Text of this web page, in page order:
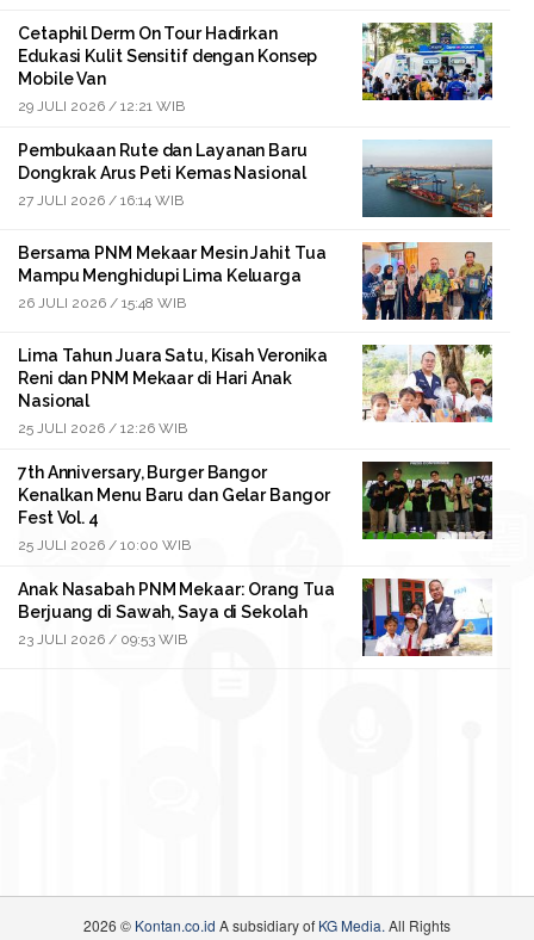
Cetaphil Derm On Tour Hadirkan
Edukasi Kulit Sensitif dengan Konsep
Mobile Van
29 JULI 2026 / 12:21 WIB
Pembukaan Rute dan Layanan Baru
Dongkrak Arus Peti Kemas Nasional
27 JULI 2026 / 16:14 WIB
Bersama PNM Mekaar Mesin Jahit Tua
Mampu Menghidupi Lima Keluarga
26 JULI 2026 / 15:48 WIB
Lima Tahun Juara Satu, Kisah Veronika
Reni dan PNM Mekaar di Hari Anak
Nasional
25 JULI 2026 / 12:26 WIB
7th Anniversary, Burger Bangor
Kenalkan Menu Baru dan Gelar Bangor
Fest Vol. 4
25 JULI 2026 / 10:00 WIB
Anak Nasabah PNM Mekaar: Orang Tua
Berjuang di Sawah, Saya di Sekolah
23 JULI 2026 / 09:53 WIB
2026 © Kontan.co.id A subsidiary of KG Media. All Rights